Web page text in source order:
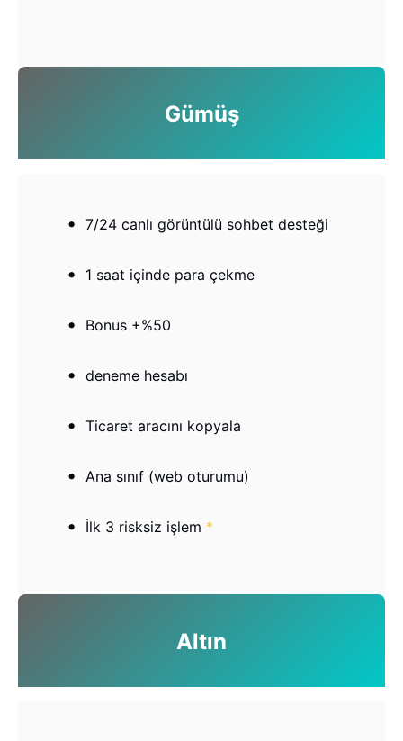
Gümüş
7/24 canlı görüntülü sohbet desteği
1 saat içinde para çekme
Bonus +%50
deneme hesabı
Ticaret aracını kopyala
Ana sınıf (web oturumu)
İlk 3 risksiz işlem *
Altın